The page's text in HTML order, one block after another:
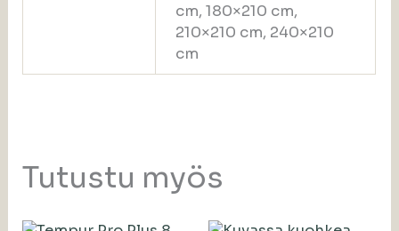
cm, 180×210 cm,
210×210 cm, 240×210
cm
Tutustu myös